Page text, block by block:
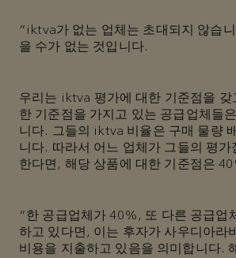
“iktva가 없는 업체는 초대되지 않습
을 수가 없는 것입니다.
우리는 iktva 평가에 대한 기준점을 갖
한 기준점을 가지고 있는 공급업체들
니다. 그들의 iktva 비율은 구매 물량
니다. 따라서 어느 업체가 그들의 평
한다면, 해당 상품에 대한 기준점은
“한 공급업체가 40%, 또 다른 공급업
하고 있다면, 이는 후자가 사우디아라
비용을 지출하고 있음을 의미합니다.